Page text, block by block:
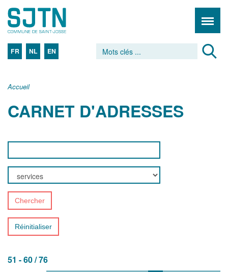
FR NL EN
Accueil
CARNET D'ADRESSES
Chercher
Réinitialiser
51 - 60 / 76